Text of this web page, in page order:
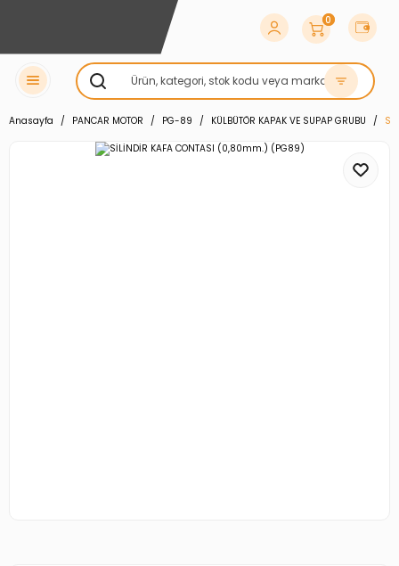
0
Anasayfa PANCAR MOTOR PG-89 KÜLBÜTÖR KAPAK VE SUPAP GRUBU